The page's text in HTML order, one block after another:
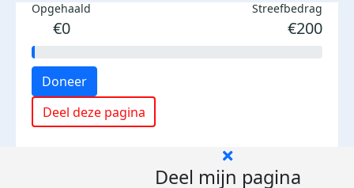
Opgehaald
€0
Streefbedrag
€200
Doneer
Deel deze pagina
Deel mijn pagina